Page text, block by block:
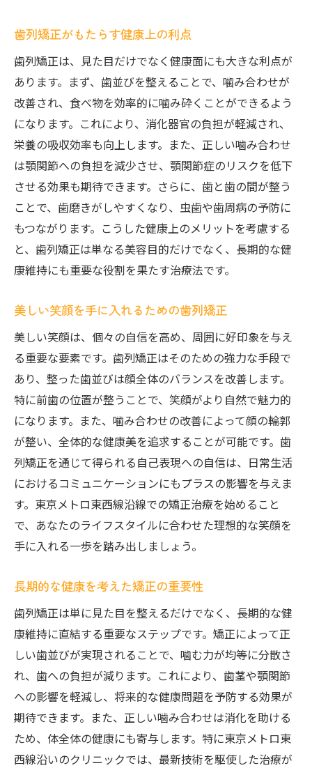
歯列矯正がもたらす健康上の利点
歯列矯正は、見た目だけでなく健康面にも大きな利点が
あります。まず、歯並びを整えることで、噛み合わせが
改善され、食べ物を効率的に噛み砕くことができるよう
になります。これにより、消化器官の負担が軽減され、
栄養の吸収効率も向上します。また、正しい噛み合わせ
は顎関節への負担を減少させ、顎関節症のリスクを低下
させる効果も期待できます。さらに、歯と歯の間が整う
ことで、歯磨きがしやすくなり、虫歯や歯周病の予防に
もつながります。こうした健康上のメリットを考慮する
と、歯列矯正は単なる美容目的だけでなく、長期的な健
康維持にも重要な役割を果たす治療法です。
美しい笑顔を手に入れるための歯列矯正
美しい笑顔は、個々の自信を高め、周囲に好印象を与え
る重要な要素です。歯列矯正はそのための強力な手段で
あり、整った歯並びは顔全体のバランスを改善します。
特に前歯の位置が整うことで、笑顔がより自然で魅力的
になります。また、噛み合わせの改善によって顔の輪郭
が整い、全体的な健康美を追求することが可能です。歯
列矯正を通じて得られる自己表現への自信は、日常生活
におけるコミュニケーションにもプラスの影響を与えま
す。東京メトロ東西線沿線での矯正治療を始めること
で、あなたのライフスタイルに合わせた理想的な笑顔を
手に入れる一歩を踏み出しましょう。
長期的な健康を考えた矯正の重要性
歯列矯正は単に見た目を整えるだけでなく、長期的な健
康維持に直結する重要なステップです。矯正によって正
しい歯並びが実現されることで、噛む力が均等に分散さ
れ、歯への負担が減ります。これにより、歯茎や顎関節
への影響を軽減し、将来的な健康問題を予防する効果が
期待できます。また、正しい噛み合わせは消化を助ける
ため、体全体の健康にも寄与します。特に東京メトロ東
西線沿いのクリニックでは、最新技術を駆使した治療が